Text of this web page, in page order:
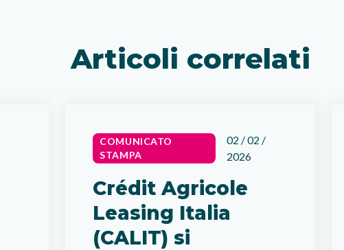
Articoli correlati
COMUNICATO
STAMPA
02 / 02 /
2026
Crédit Agricole
Leasing Italia
(CALIT) si